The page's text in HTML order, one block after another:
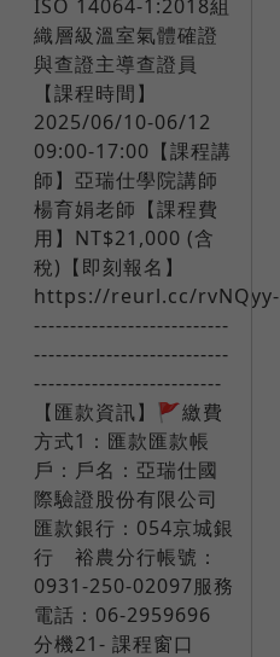
ISO 14064-1:2018組
織層級溫室氣體確證
與查證主導查證員
【課程時間】
2025/06/10-06/12
09:00-17:00【課程講
師】亞瑞仕學院講師
楊育娟老師【課程費
用】NT$21,000 (含
稅)【即刻報名】
https://reurl.cc/rvNQyy-
---------------------------
---------------------------
--------------------------​
【匯款資訊】🚩繳費
方式1：匯款匯款帳
戶：戶名：亞瑞仕國
際驗證股份有限公司
匯款銀行：054京城銀
行 裕農分行帳號：
0931-250-02097服務
電話：06-2959696
分機21- 課程窗口​ ​ ​ ​ ​ ​ ​